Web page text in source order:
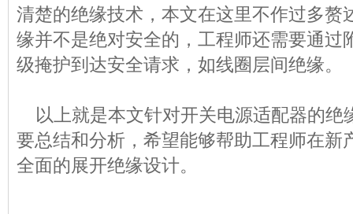
清楚的绝缘技术，本文在这里不作过多赘
缘并不是绝对安全的，工程师还需要通过
级掩护到达安全请求，如线圈层间绝缘。
以上就是本文针对开关电源适配器的绝
要总结和分析，希望能够帮助工程师在新
全面的展开绝缘设计。